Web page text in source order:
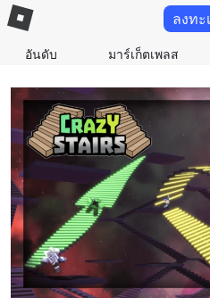
อันดับ มาร์เก็ตเพลส
ลงทะ